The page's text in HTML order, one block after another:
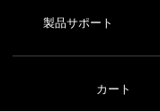
製品サポート
カート